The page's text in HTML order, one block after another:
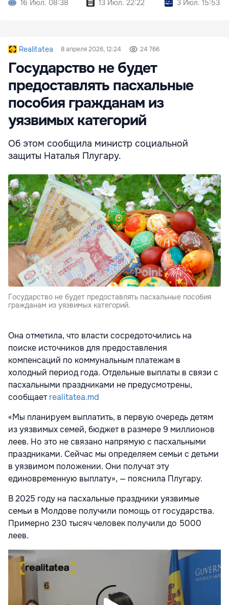
16 Июл. 08:38 13 Июл. 22:22 3 Июл. 15:53
Realitatea 8 апреля 2026, 12:24 24 766
Государство не будет
предоставлять пасхальные
пособия гражданам из
уязвимых категорий
Об этом сообщила министр социальной
защиты Наталья Плугару.
Государство не будет предоставлять пасхальные пособия
гражданам из уязвимых категорий.
Она отметила, что власти сосредоточились на
поиске источников для предоставления
компенсаций по коммунальным платежам в
холодный период года. Отдельные выплаты в связи с
пасхальными праздниками не предусмотрены,
сообщаетrealitatea.md
«Мы планируем выплатить, в первую очередь детям
из уязвимых семей, бюджет в размере 9 миллионов
леев. Но это не связано напрямую с пасхальными
праздниками. Сейчас мы определяем семьи с детьми
в уязвимом положении. Они получат эту
единовременную выплату», — пояснила Плугару.
В 2025 году на пасхальные праздники уязвимые
семьи в Молдове получили помощь от государства.
Примерно 230 тысяч человек получили до 5000
леев.